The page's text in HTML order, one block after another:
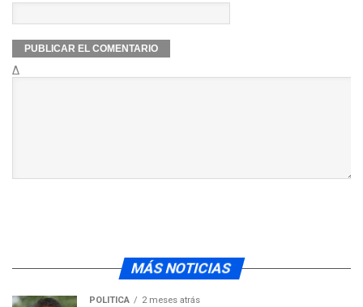
Δ
MÁS NOTICIAS
POLÍTICA 2 meses atrás